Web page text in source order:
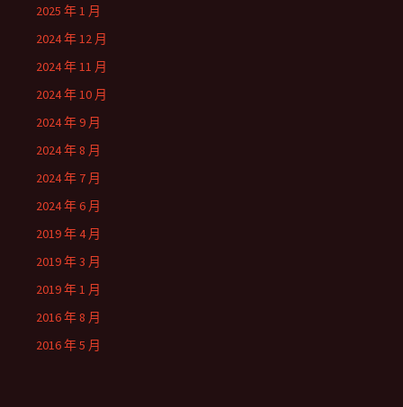
2025 年 1 月
2024 年 12 月
2024 年 11 月
2024 年 10 月
2024 年 9 月
2024 年 8 月
2024 年 7 月
2024 年 6 月
2019 年 4 月
2019 年 3 月
2019 年 1 月
2016 年 8 月
2016 年 5 月